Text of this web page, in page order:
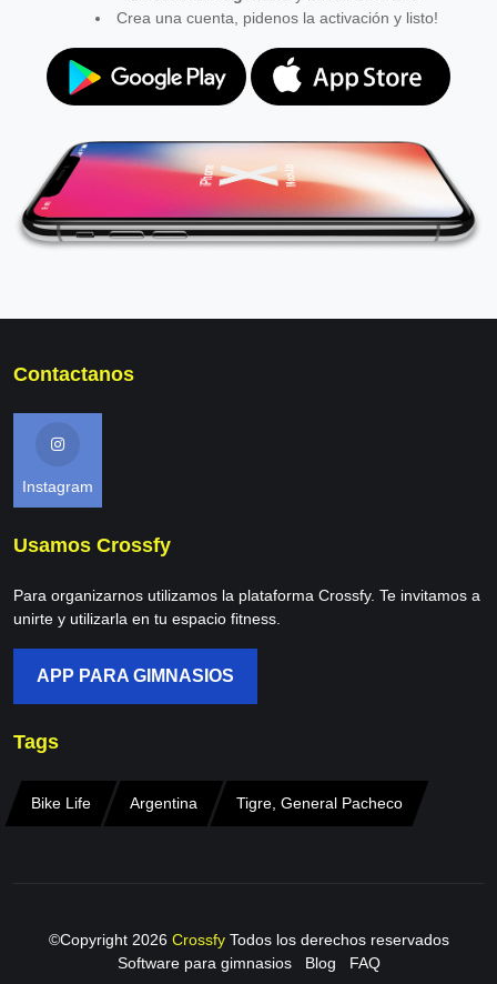
Crea una cuenta, pidenos la activación y listo!
Contactanos
Instagram
Usamos Crossfy
Para organizarnos utilizamos la plataforma Crossfy. Te invitamos a
unirte y utilizarla en tu espacio fitness.
APP PARA GIMNASIOS
Tags
Bike Life Argentina Tigre, General Pacheco
©Copyright 2026 Crossfy Todos los derechos reservados
Software para gimnasios
Blog FAQ